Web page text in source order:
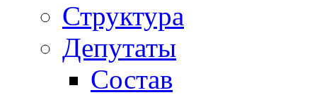
Структура
Депутаты
Состав